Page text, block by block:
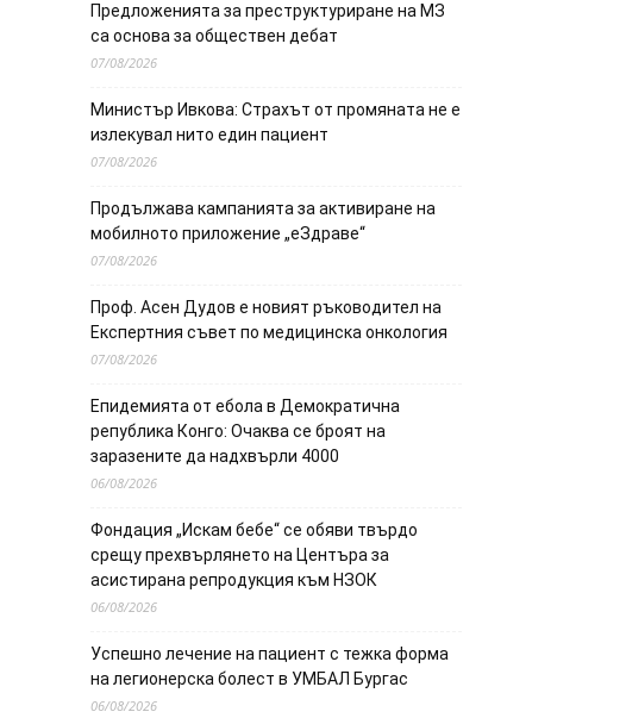
Предложенията за преструктуриране на МЗ
са основа за обществен дебат
07/08/2026
Министър Ивкова: Страхът от промяната не е
излекувал нито един пациент
07/08/2026
Продължава кампанията за активиране на
мобилното приложение „еЗдраве“
07/08/2026
Проф. Асен Дудов е новият ръководител на
Експертния съвет по медицинска онкология
07/08/2026
Епидемията от ебола в Демократична
република Конго: Очаква се броят на
заразените да надхвърли 4000
06/08/2026
Фондация „Искам бебе“ се обяви твърдо
срещу прехвърлянето на Центъра за
асистирана репродукция към НЗОК
06/08/2026
Успешно лечение на пациент с тежка форма
на легионерска болест в УМБАЛ Бургас
06/08/2026